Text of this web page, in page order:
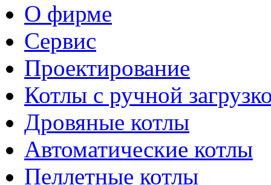
О фирме
Сервис
Проектирование
Котлы с ручной
Дровяные котлы
Автоматические котлы
Пеллетные котлы